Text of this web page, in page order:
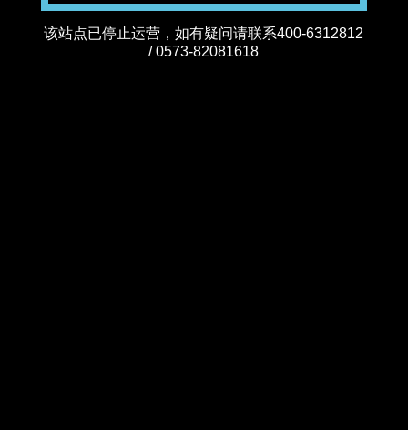
该站点已停止运营，如有疑问请联系400-6312812
/ 0573-82081618